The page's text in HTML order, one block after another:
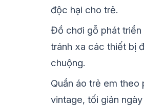
độc hại cho trẻ.
Đồ chơi gỗ phát triển
tránh xa các thiết bị
chuộng.
Quần áo trẻ em theo
vintage, tối giản